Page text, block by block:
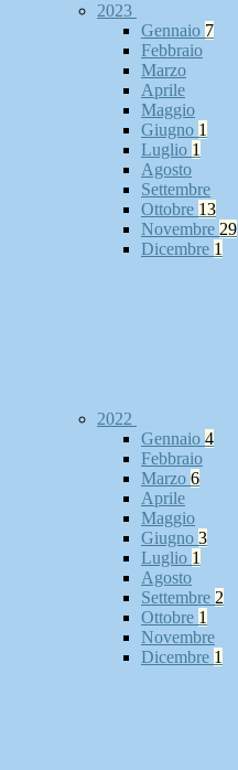
2023
Gennaio 7
Febbraio
Marzo
Aprile
Maggio
Giugno 1
Luglio 1
Agosto
Settembre
Ottobre 13
Novembre 29
Dicembre 1
2022
Gennaio 4
Febbraio
Marzo 6
Aprile
Maggio
Giugno 3
Luglio 1
Agosto
Settembre 2
Ottobre 1
Novembre
Dicembre 1